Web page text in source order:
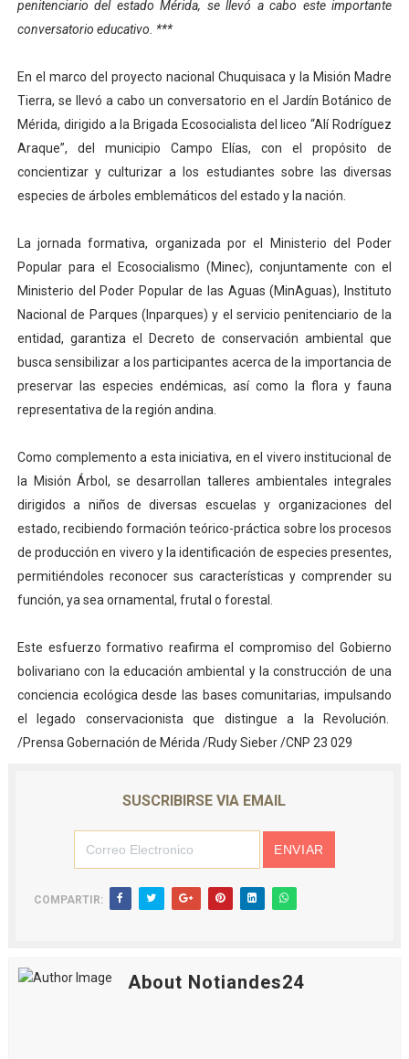
Dictan MasterClass en el marco del Encuentro LAGO
Encuentro estadal fortalece la coordinación de
Gobernador Arnaldo Sánchez apadrina a más de 993
Plan Quirúrgico Regional llega a Pueblo Llano con la
penitenciario del estado Mérida, se llevó a cabo este importante
conversatorio educativo. ***
En el marco del proyecto nacional Chuquisaca y la Misión Madre
Tierra, se llevó a cabo un conversatorio en el Jardín Botánico de
Mérida, dirigido a la Brigada Ecosocialista del liceo “Alí Rodríguez
Araque”, del municipio Campo Elías, con el propósito de
concientizar y culturizar a los estudiantes sobre las diversas
especies de árboles emblemáticos del estado y la nación.
La jornada formativa, organizada por el Ministerio del Poder
Popular para el Ecosocialismo (Minec), conjuntamente con el
Ministerio del Poder Popular de las Aguas (MinAguas), Instituto
Nacional de Parques (Inparques) y el servicio penitenciario de la
entidad, garantiza el Decreto de conservación ambiental que
busca sensibilizar a los participantes acerca de la importancia de
preservar las especies endémicas, así como la flora y fauna
representativa de la región andina.
Como complemento a esta iniciativa, en el vivero institucional de
la Misión Árbol, se desarrollan talleres ambientales integrales
dirigidos a niños de diversas escuelas y organizaciones del
estado, recibiendo formación teórico-práctica sobre los procesos
de producción en vivero y la identificación de especies presentes,
permitiéndoles reconocer sus características y comprender su
función, ya sea ornamental, frutal o forestal.
Este esfuerzo formativo reafirma el compromiso del Gobierno
bolivariano con la educación ambiental y la construcción de una
conciencia ecológica desde las bases comunitarias, impulsando
el legado conservacionista que distingue a la Revolución.
/Prensa Gobernación de Mérida /Rudy Sieber /CNP 23 029
SUSCRIBIRSE VIA EMAIL
COMPARTIR:
About Notiandes24